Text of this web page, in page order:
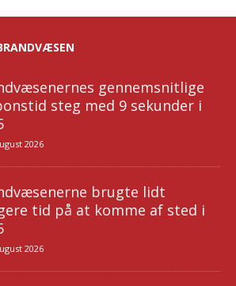
gennemsnitlige
steg med 9 sekunder i
2026
brugte lidt
tid på at komme af sted i
2026